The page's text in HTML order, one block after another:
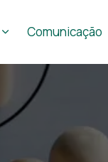
Comunicação